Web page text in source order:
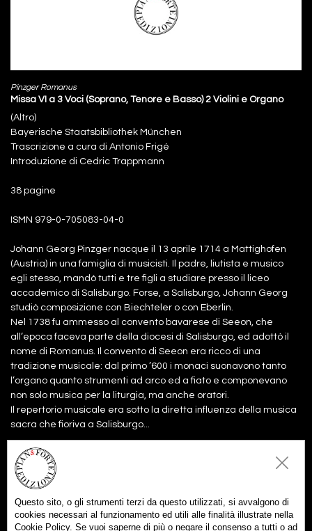
Pinzger Romanus
Missa VI a 3 Voci (Soprano, Tenore e Basso) 2 Violini e Organo
(Altro)
Bayerische Staatsbibliothek München
Trascrizione a cura di Antonio Frigé
Introduzione di Cedric Trappmann
38 pagine
ISMN 979-0-705083-04-0
Johann Georg Pinzger nacque il 13 aprile 1714 a Mattighofen
(Austria) in una famiglia di musicisti. Il padre, liutista e musico
egli stesso, mandò tutti e tre figli a studiare presso il liceo
accademico di Salisburgo. Forse, a Salisburgo, Johann Georg
studiò composizione con Biechteler o con Eberlin.
Nel 1738 fu ammesso al convento bavarese di Seeon, che
all’epoca faceva parte della diocesi di Salisburgo, ed adottò il
nome di Romanus. Il convento di Seeon era ricco di una
tradizione musicale: dal primo ’600 i monaci suonavono tanto
l’organo quanto strumenti ad arco ed a fiato e componevano
non solo musica per la liturgia, ma anche oratori.
Il repertorio musicale era sotto la diretta influenza della musica
sacra che fioriva a Salisburgo...
Files:
Partitura
Parti 15,00€ Aggiungi al carrello
Questo sito, o gli strumenti terzi da questo utilizzati, si avvalgono di
cookies necessari al funzionamento ed utili alle finalità illustrate nella
Cookie Policy. Se vuoi saperne di più o negare il consenso a tutti o ad